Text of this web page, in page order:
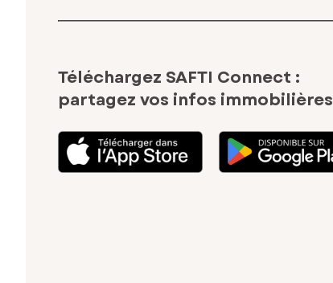
Téléchargez SAFTI Connect :
partagez vos infos immobilières